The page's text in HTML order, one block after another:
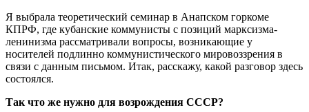
Я выбрала теоретический семинар в Анапском горкоме
КПРФ, где кубанские коммунисты с позиций марксизма-
ленинизма рассматривали вопросы, возникающие у
носителей подлинно коммунистического мировоззрения в
связи с данным письмом. Итак, расскажу, какой разговор здесь
состоялся.
Так что же нужно для возрождения СССР?